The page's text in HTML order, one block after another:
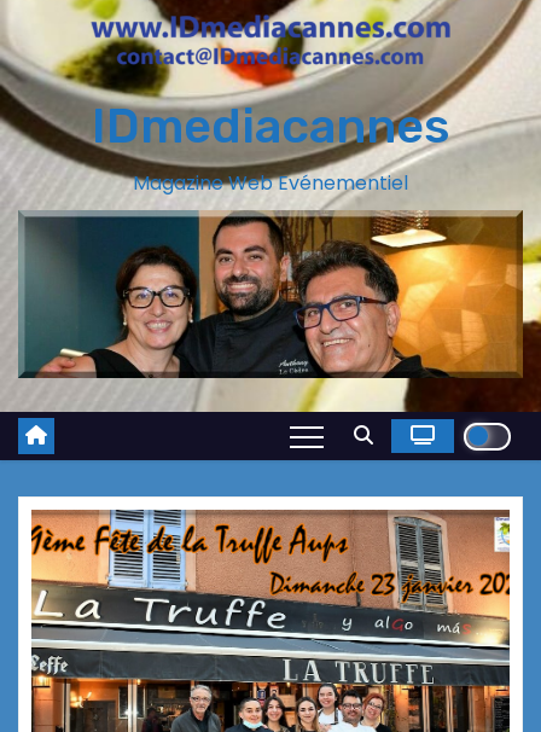
IDmediacannes
Magazine Web Evénementiel